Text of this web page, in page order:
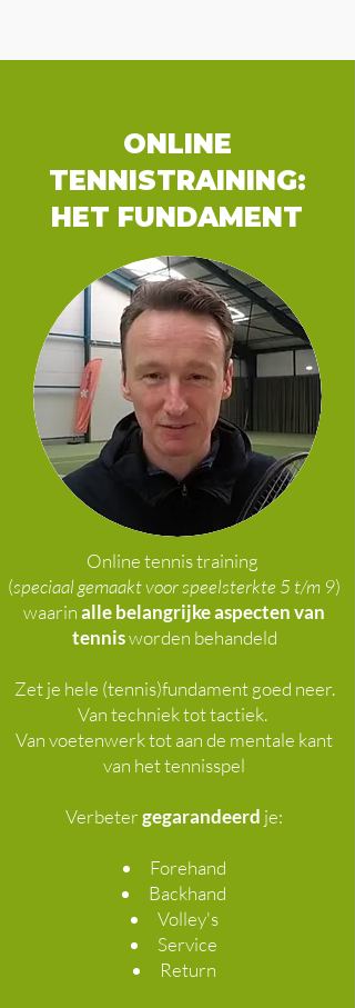
ONLINE
TENNISTRAINING:
HET FUNDAMENT
Online tennis training
(speciaal gemaakt voor speelsterkte 5 t/m 9)
waarinalle belangrijke aspecten van
tennisworden behandeld
Zet je hele (tennis)fundament goed neer.
Van techniek tot tactiek.
Van voetenwerk tot aan de mentale kant
van het tennisspel
Verbetergegarandeerd je:
Forehand
Backhand
Volley's
Service
Return